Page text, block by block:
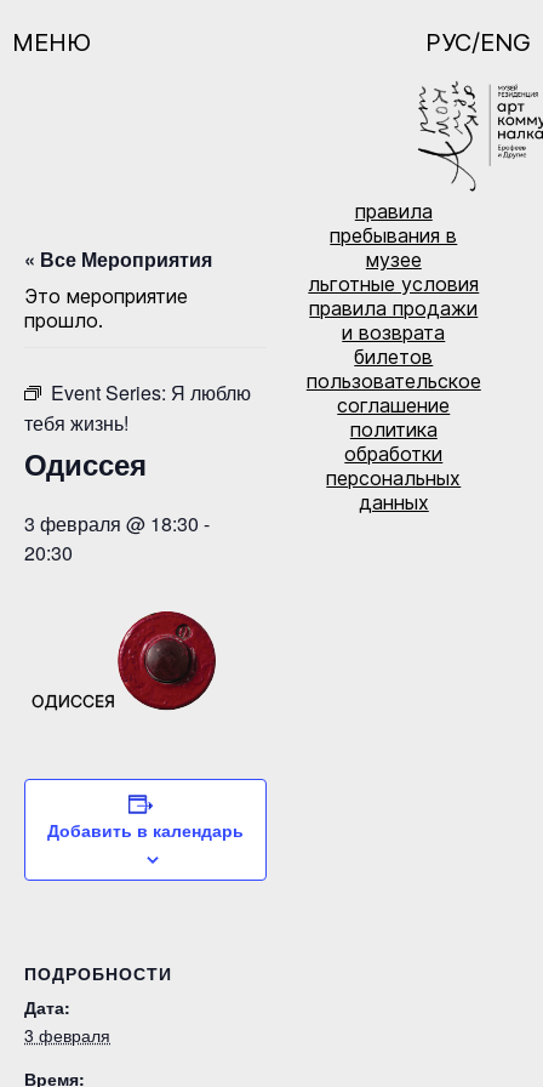
МЕНЮ РУС/ENG
« Все Мероприятия
Это мероприятие
прошло.
Event Series: Я люблю
тебя жизнь!
Одиссея
3 февраля @ 18:30 -
20:30
Добавить в календарь
ПОДРОБНОСТИ
Дата:
3 февраля
Время:
правила
пребывания в
музее
льготные условия
правила продажи
и возврата
билетов
пользовательское
соглашение
политика
обработки
персональных
данных